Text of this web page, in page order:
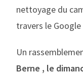
nettoyage du
travers le Google
Un
Berne , le